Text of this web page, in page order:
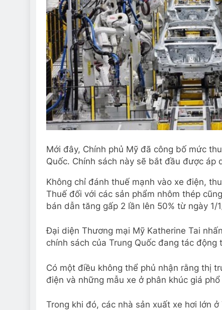
Mới đây, Chính phủ Mỹ đã công bố mức
Quốc. Chính sách này sẽ bắt đầu được áp
Không chỉ đánh thuế mạnh vào xe điện,
Thuế đối với các sản phẩm nhôm thép
bán dẫn tăng gấp 2 lần lên 50% từ ngày 1/
Đại diện Thương mại Mỹ Katherine Tai
chính sách của Trung Quốc đang tác
Có một điều không thể phủ nhận rằng thị
điện và những mẫu xe ở phân khúc giá
Trong khi đó, các nhà sản xuất xe hơi lớn